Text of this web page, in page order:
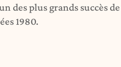
des plus grands succès
1980.